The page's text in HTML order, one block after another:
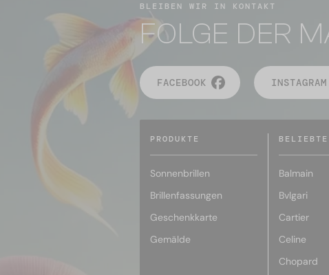
BLEIBEN WIR IN KONTAKT
FOLGE DER
FACEBOOK INSTAGRAM
PRODUKTE
Sonnenbrillen
Brillenfassungen
Geschenkkarte
Gemälde
BELIEBTE
Balmain
Bvlgari
Cartier
Celine
Chopard